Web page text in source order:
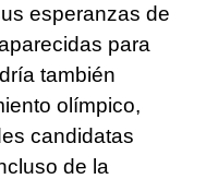
esperanzas de
para
también
olímpico,
candidatas
de la